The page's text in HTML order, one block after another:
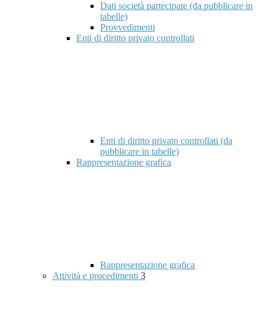
Dati società partecipate (da pubblicare in
tabelle)
Provvedimenti
Enti di diritto privato controllati
Enti di diritto privato controllati (da
pubblicare in tabelle)
Rappresentazione grafica
Rappresentazione grafica
Attività e procedimenti 3